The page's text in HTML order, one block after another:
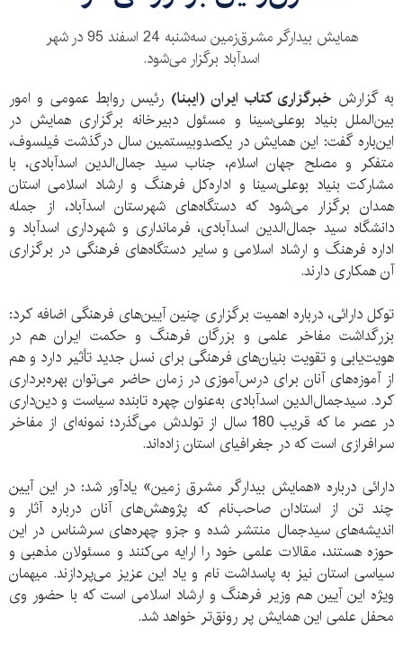
همایش بیدارگر مشرق‌زمین سه‌شنبه 24 اسفند 95 در شهر
اسدآباد برگزار می‌شود.
به گزارش خبرگزاری کتاب ایران (ایبنا) رئیس روابط عمومی و امور
بین‌الملل بنیاد بوعلی‌‌سینا‌ و مسئول دبیرخانه برگزاری همایش در
این‌باره گفت: این همایش در یکصدوبیستمین سال درگذشت فیلسوف،
متفکر و مصلح جهان اسلام، جناب سید جمال‌الدین اسدآبادی، با
مشارکت بنیاد بوعلی‌سینا و اداره‌کل فرهنگ و ارشاد اسلامی استان
همدان برگزار می‌شود که دستگاه‌های شهرستان اسدآباد، از جمله
دانشگاه سید جمال‌الدین اسدآبادی، فرمانداری و شهرداری اسدآباد و
اداره فرهنگ و ارشاد اسلامی و سایر دستگاه‌های فرهنگی در برگزاری
آن همکاری دارند.
توکل دارائی، درباره اهمیت برگزاری چنین آیین‌های فرهنگی اضافه کرد:
بزرگداشت مفاخر علمی و بزرگان فرهنگ و حکمت ایران هم در
هویت‌یابی و تقویت بنیان‌های فرهنگی برای نسل جدید تأثیر دارد و هم
از آموزه‌های آنان برای درس‌آموزی در زمان حاضر می‌توان بهره‌برداری
کرد. سیدجمال‌الدین اسدآبادی به‌عنوان چهره تابنده سیاست و دین‌داری
در عصر ما که قریب 180 سال از تولدش می‌گذرد؛ نمونه‌ای از مفاخر
سرافرازی است که در جغرافیای استان زاده‌اند.
دارائی درباره «همایش بیدارگر مشرق زمین» یادآور شد: در این آیین
چند تن از استادان صاحب‌نام که پژوهش‌های آنان درباره آثار و
اندیشه‌های سیدجمال منتشر شده و جزو چهره‌های سرشناس در این
حوزه‌ هستند، مقالات علمی خود را ارایه می‌کنند و مسئولان مذهبی و
سیاسی استان نیز به پاسداشت نام و یاد این عزیز می‌پردازند. میهمان
ویژه این آیین هم وزیر فرهنگ و ارشاد اسلامی است که با حضور وی
محفل علمی این همایش پر رونق‌تر خواهد شد.